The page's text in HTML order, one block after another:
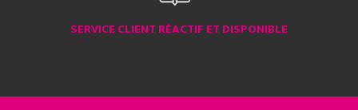
SERVICE CLIENT RÉACTIF ET DISPONIBLE